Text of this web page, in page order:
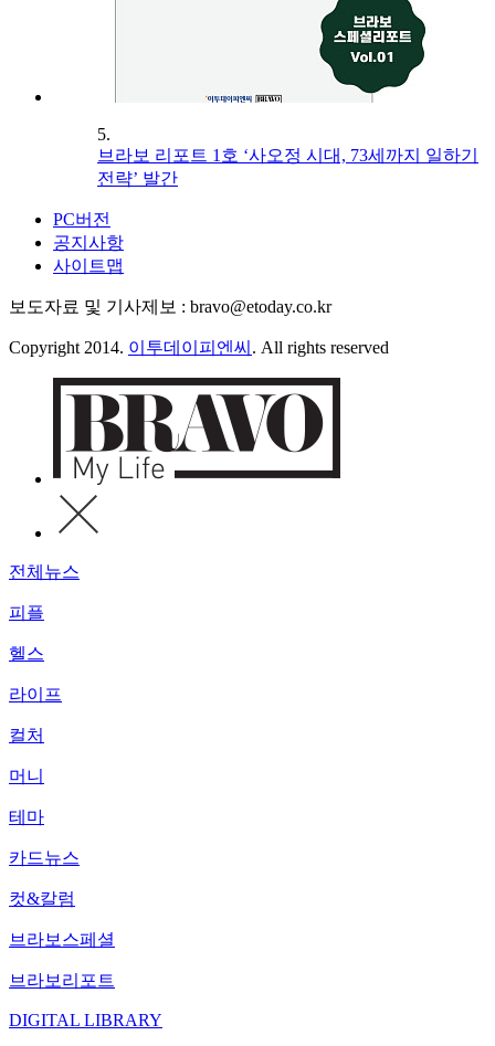
5.
브라보 리포트 1호 ‘사오정 시대, 73세까지 일하기
전략’ 발간
PC버전
공지사항
사이트맵
보도자료 및 기사제보 : bravo@etoday.co.kr
Copyright 2014. 이투데이피엔씨 . All rights reserved
전체뉴스
피플
헬스
라이프
컬처
머니
테마
카드뉴스
컷&칼럼
브라보스페셜
브라보리포트
DIGITAL LIBRARY